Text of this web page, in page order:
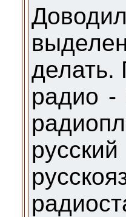
делать.
радио -